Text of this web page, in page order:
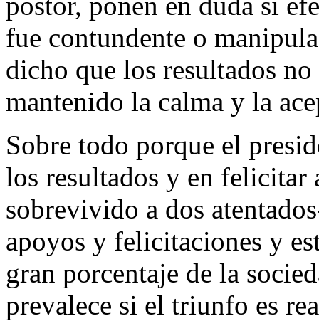
fue contundente o
dicho que los resultados
mantenido la calma y la
Sobre todo porque el
los resultados y en felicitar
sobrevivido a dos
apoyos y felicitaciones y
gran porcentaje de la
prevalece si el triunfo es